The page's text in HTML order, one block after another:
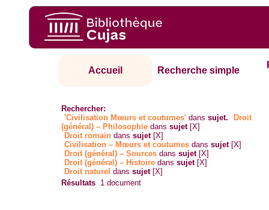
Accueil Recherche simple
Rechercher:
'Civilisation Mœurs et coutumes' danssujet.
Droit
(général) – Philosophie danssujet [X]
Droit romain danssujet [X]
Civilisation – Mœurs et coutumes danssujet [X]
Droit (général) – Sources danssujet [X]
Droit (général) – Histoire danssujet [X]
Droit naturel danssujet [X]
Résultats 1 document